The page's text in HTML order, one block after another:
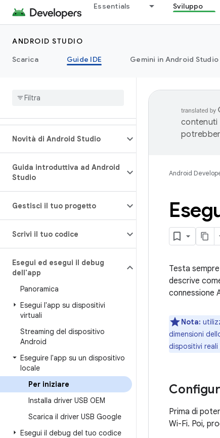
Essentials Sviluppo
ANDROID STUDIO
Scarica
Guide IDE Gemini in Android Studio
Novità di Android Studio
Guida introduttiva ad Android
Studio
Gestisci il tuo progetto
Scrivi il tuo codice
Esegui ed esegui il debug
dell'app
Panoramica
Esegui l'app su dispositivi
virtuali
Streaming del dispositivo
Android
Eseguire l'app su un dispositivo
locale
Per iniziare
Installa driver USB OEM
Scarica il driver USB Google
Esegui il debug del tuo codice
contenuti
Android
Testa
descrive
connessione
Nota:
dimensioni
dispositivi
Prima di
Wi-Fi. Poi,